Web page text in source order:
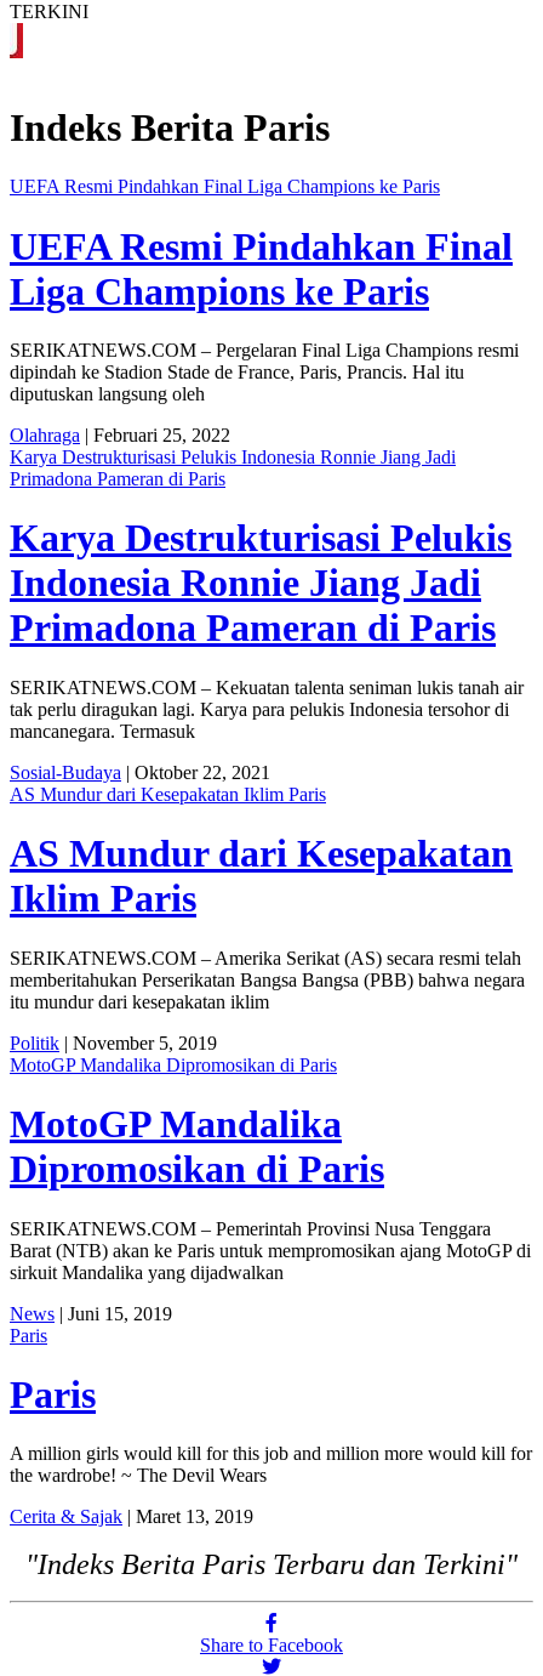
TERKINI
Indeks Berita Paris
UEFA Resmi Pindahkan Final Liga Champions ke Paris
UEFA Resmi Pindahkan Final
Liga Champions ke Paris
SERIKATNEWS.COM – Pergelaran Final Liga Champions resmi
dipindah ke Stadion Stade de France, Paris, Prancis. Hal itu
diputuskan langsung oleh
Olahraga | Februari 25, 2022
Karya Destrukturisasi Pelukis Indonesia Ronnie Jiang Jadi
Primadona Pameran di Paris
Karya Destrukturisasi Pelukis
Indonesia Ronnie Jiang Jadi
Primadona Pameran di Paris
SERIKATNEWS.COM – Kekuatan talenta seniman lukis tanah air
tak perlu diragukan lagi. Karya para pelukis Indonesia tersohor di
mancanegara. Termasuk
Sosial-Budaya | Oktober 22, 2021
AS Mundur dari Kesepakatan Iklim Paris
AS Mundur dari Kesepakatan
Iklim Paris
SERIKATNEWS.COM – Amerika Serikat (AS) secara resmi telah
memberitahukan Perserikatan Bangsa Bangsa (PBB) bahwa negara
itu mundur dari kesepakatan iklim
Politik | November 5, 2019
MotoGP Mandalika Dipromosikan di Paris
MotoGP Mandalika
Dipromosikan di Paris
SERIKATNEWS.COM – Pemerintah Provinsi Nusa Tenggara
Barat (NTB) akan ke Paris untuk mempromosikan ajang MotoGP di
sirkuit Mandalika yang dijadwalkan
News | Juni 15, 2019
Paris
Paris
A million girls would kill for this job and million more would kill for
the wardrobe! ~ The Devil Wears
Cerita & Sajak | Maret 13, 2019
"Indeks Berita Paris Terbaru dan Terkini"
Share to Facebook